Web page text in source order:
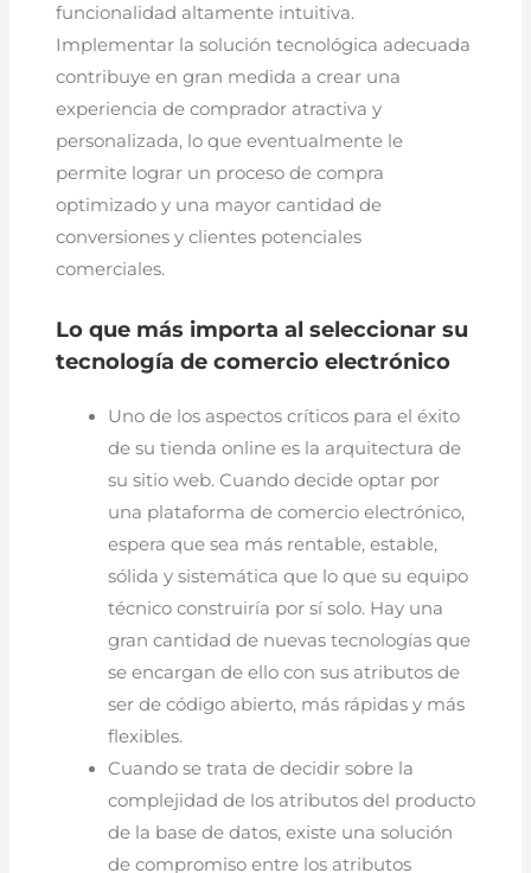
funcionalidad altamente intuitiva.
Implementar la solución tecnológica adecuada
contribuye en gran medida a crear una
experiencia de comprador atractiva y
personalizada, lo que eventualmente le
permite lograr un proceso de compra
optimizado y una mayor cantidad de
conversiones y clientes potenciales
comerciales.
Lo que más importa al seleccionar su
tecnología de comercio electrónico
Uno de los aspectos críticos para el éxito
de su tienda online es la arquitectura de
su sitio web. Cuando decide optar por
una plataforma de comercio electrónico,
espera que sea más rentable, estable,
sólida y sistemática que lo que su equipo
técnico construiría por sí solo. Hay una
gran cantidad de nuevas tecnologías que
se encargan de ello con sus atributos de
ser de código abierto, más rápidas y más
flexibles.
Cuando se trata de decidir sobre la
complejidad de los atributos del producto
de la base de datos, existe una solución
de compromiso entre los atributos